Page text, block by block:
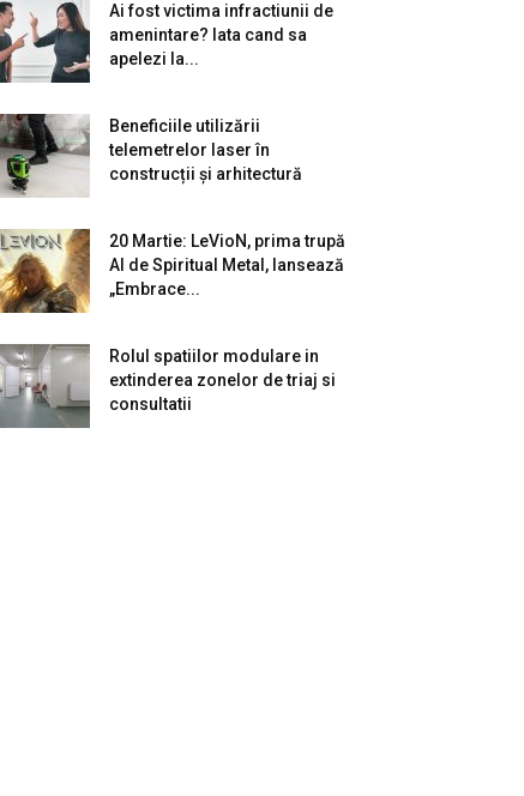
Ai fost victima infractiunii de
amenintare? Iata cand sa
apelezi la...
Beneficiile utilizării
telemetrelor laser în
construcții și arhitectură
20 Martie: LeVioN, prima trupă
AI de Spiritual Metal, lansează
„Embrace...
Rolul spatiilor modulare in
extinderea zonelor de triaj si
consultatii